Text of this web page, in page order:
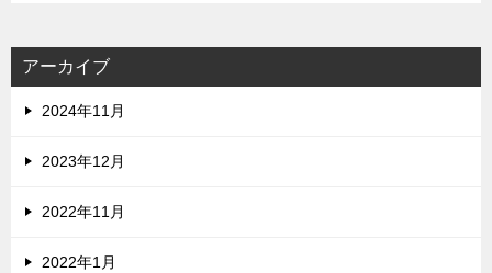
アーカイブ
2024年11月
2023年12月
2022年11月
2022年1月